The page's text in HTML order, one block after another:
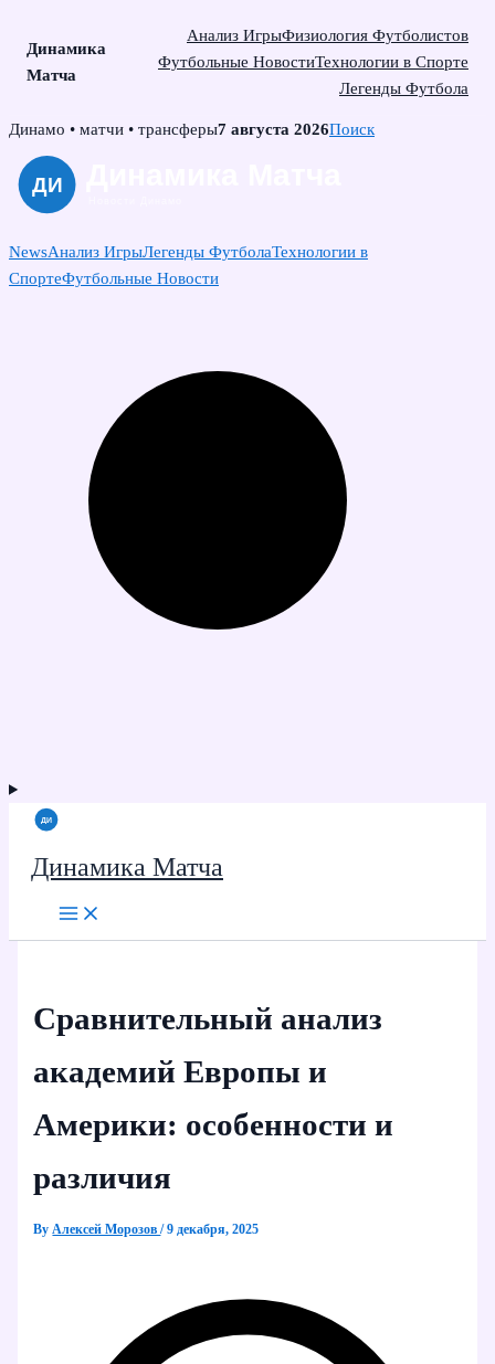
Динамика
Матча
Анализ ИгрыФизиология Футболистов
Футбольные НовостиТехнологии в Спорте
Легенды Футбола
Skip
content
Динамо • матчи • трансферы7 августа 2026Поиск
NewsАнализ ИгрыЛегенды ФутболаТехнологии в
СпортеФутбольные Новости
Динамика Матча
Сравнительный анализ
академий Европы и
Америки: особенности и
различия
ByАлексей Морозов/9 декабря, 2025